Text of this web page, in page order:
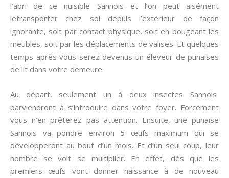
l’abri de ce nuisible Sannois et l’on peut aisément
letransporter chez soi depuis l’extérieur de façon
ignorante, soit par contact physique, soit en bougeant les
meubles, soit par les déplacements de valises. Et quelques
temps après vous serez devenus un éleveur de punaises
de lit dans votre demeure.
Au départ, seulement un à deux insectes Sannois
parviendront à s’introduire dans votre foyer. Forcement
vous n’en prêterez pas attention. Ensuite, une punaise
Sannois va pondre environ 5 œufs maximum qui se
développeront au bout d’un mois. Et d’un seul coup, leur
nombre se voit se multiplier. En effet, dès que les
premiers œufs vont donner naissance à de nouveau